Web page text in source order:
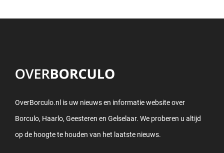
OverBorculo.nl is uw nieuws en informatie website over
Borculo, Haarlo, Geesteren en Gelselaar. We proberen u altijd
op de hoogte te houden van het laatste nieuws.